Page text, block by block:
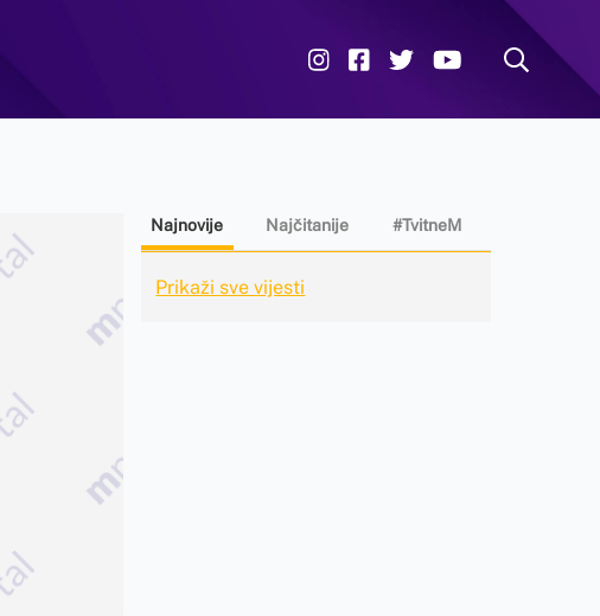
Najnovije Najčitanije #TvitneM
Prikaži sve vijesti